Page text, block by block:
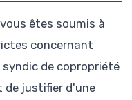
êtes soumis à
concernant
de copropriété
de justifier d'une